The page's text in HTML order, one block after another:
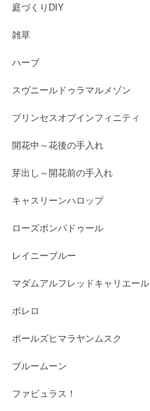
庭づくりDIY
雑草
ハーブ
スヴニールドゥラマルメゾン
プリンセスオブインフィニティ
開花中～花後の手入れ
芽出し～開花前の手入れ
キャスリーンハロップ
ローズポンパドゥール
レイニーブルー
マダムアルフレッドキャリエール
ボレロ
ポールズヒマラヤンムスク
ブルームーン
ファビュラス！